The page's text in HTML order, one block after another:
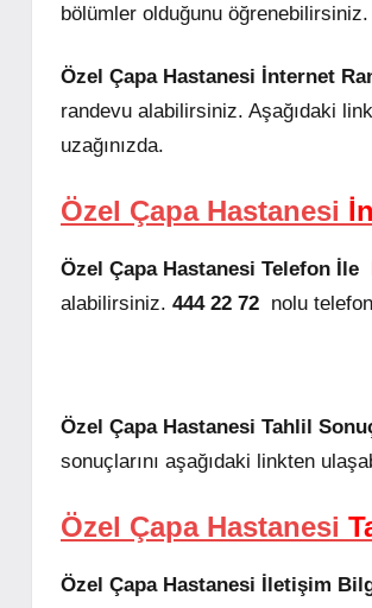
bölümler olduğunu öğrenebilirsiniz.
Özel Çapa Hastanesi İnternet
randevu alabilirsiniz. Aşağıdaki
uzağınızda.
Özel Çapa Hastanesi
Özel Çapa Hastanesi Telefon İle
alabilirsiniz. 444 22 72 nolu
Özel Çapa Hastanesi Tahlil
sonuçlarını aşağıdaki linkten
Özel Çapa Hastanesi
Özel Çapa Hastanesi İletişim